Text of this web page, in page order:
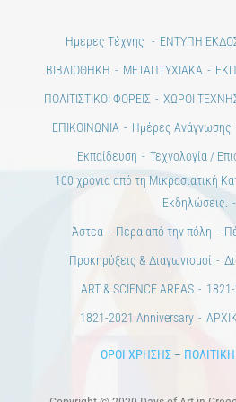
Ημέρες Τέχνης ΕΝΤΥΠΗ
ΒΙΒΛΙΟΘΗΚΗ
ΜΕΤΑΠΤΥΧΙΑΚΑ
ΠΟΛΙΤΙΣΤΙΚΟΙ ΦΟΡΕΙΣ
ΧΩΡΟΙ
ΕΠΙΚΟΙΝΩΝΙΑ
Ημέρες Ανάγνωσης
Εκπαίδευση
Τεχνολογία /
100 χρόνια από τη Μικρασιατική
Εκδηλώσεις.
Άστεα
Πέρα από την πόλη
Προκηρύξεις & Διαγωνισμοί
ART & SCIENCE AREAS
1821-2021 Anniversary
ΟΡΟΙ ΧΡΗΣΗΣ–